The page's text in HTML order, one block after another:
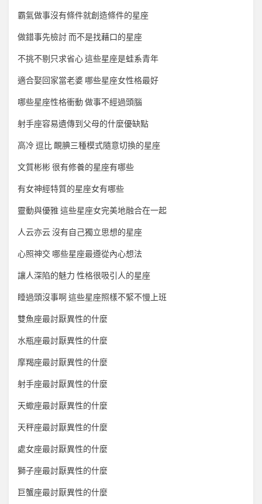
霸氣做事沒有條件就創造條件的星座
做錯事先檢討 而不是找藉口的星座
不挑不剔只求省心 這些星座是蛙系青年
適合娶回家當老婆 哪些星座女性格最好
哪些星座性格衝動 做事不經過頭腦
射手座容易遺傳到父母的什麼優缺點
高冷 逗比 靦腆三種模式隨意切換的星座
文質彬彬 很有修養的星座有哪些
有女神經特質的星座女有哪些
靈動與優雅 這些星座女完美地融合在一起
人云亦云 沒有自己獨立思想的星座
心照神交 哪些星座最遵從內心想法
讓人深陷的魅力 性格很吸引人的星座
睡過頭沒事啊 這些星座照樣不緊不慢上班
雙魚座最討厭異性的什麼
水瓶座最討厭異性的什麼
摩羯座最討厭異性的什麼
射手座最討厭異性的什麼
天蠍座最討厭異性的什麼
天秤座最討厭異性的什麼
處女座最討厭異性的什麼
獅子座最討厭異性的什麼
巨蟹座最討厭異性的什麼